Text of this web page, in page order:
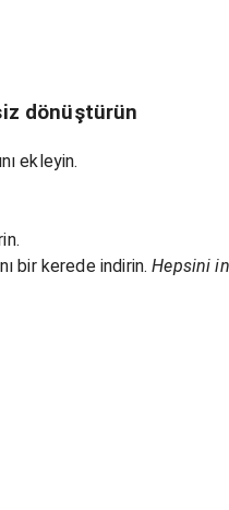
dönüştürün
ekleyin.
bir kerede indirin. Hepsini